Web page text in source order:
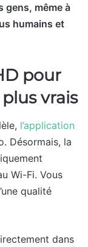
gens, même à
humains et
pour
vrais
l’application
Désormais, la
Wi-Fi. Vous
qualité
dans